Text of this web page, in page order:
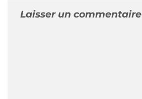
Laisser un commentaire